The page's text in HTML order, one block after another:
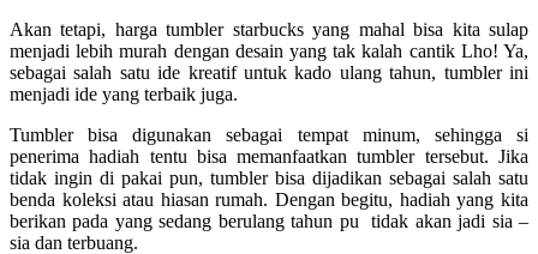
Akan tetapi, harga tumbler starbucks yang mahal bisa kita sulap
menjadi lebih murah dengan desain yang tak kalah cantik Lho! Ya,
sebagai salah satu ide kreatif untuk kado ulang tahun, tumbler ini
menjadi ide yang terbaik juga.
Tumbler bisa digunakan sebagai tempat minum, sehingga si
penerima hadiah tentu bisa memanfaatkan tumbler tersebut. Jika
tidak ingin di pakai pun, tumbler bisa dijadikan sebagai salah satu
benda koleksi atau hiasan rumah. Dengan begitu, hadiah yang kita
berikan pada yang sedang berulang tahun pu tidak akan jadi sia –
sia dan terbuang.